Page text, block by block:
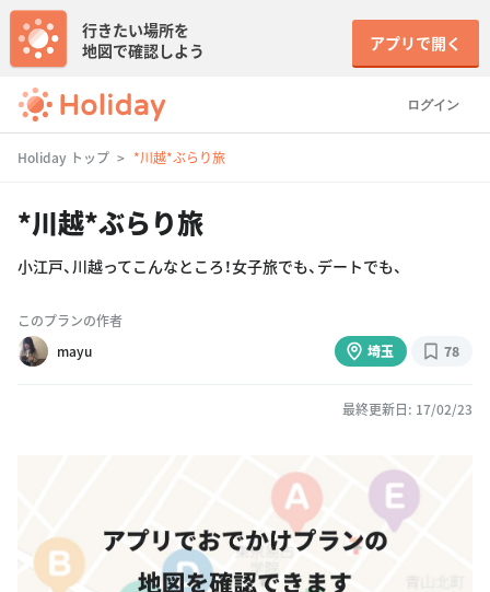
ログイン
行きたい場所を
地図で確認しよう
アプリで開く
Holiday トップ *川越*ぶらり旅
*川越*ぶらり旅
小江戸、川越ってこんなところ！女子旅でも、デートでも、
このプランの作者
mayu
埼玉 78
最終更新日: 17/02/23